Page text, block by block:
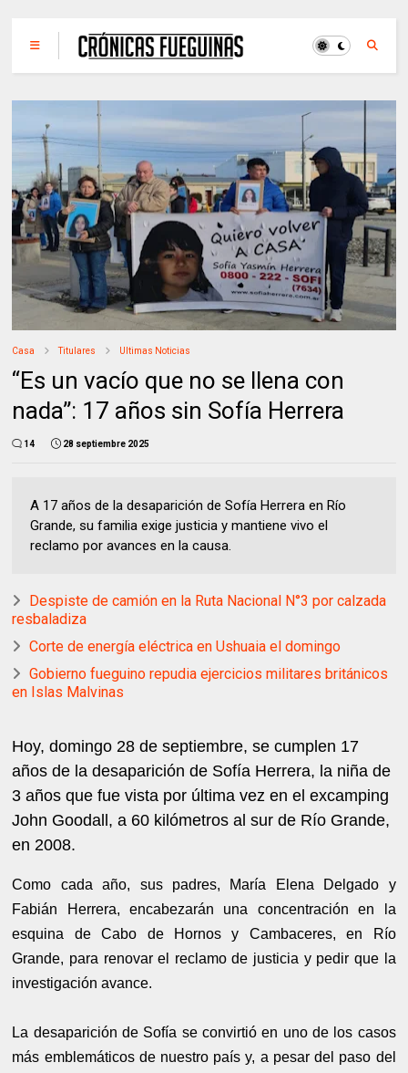
Casa Titulares Ultimas Noticias
“Es un vacío que no se llena con
nada”: 17 años sin Sofía Herrera
14 28 septiembre 2025
A 17 años de la desaparición de Sofía Herrera en Río
Grande, su familia exige justicia y mantiene vivo el
reclamo por avances en la causa.
Despiste de camión en la Ruta Nacional N°3 por calzada
resbaladiza
Corte de energía eléctrica en Ushuaia el domingo
Gobierno fueguino repudia ejercicios militares británicos
en Islas Malvinas
Hoy, domingo 28 de septiembre, se cumplen 17
años de la desaparición de Sofía Herrera, la niña de
3 años que fue vista por última vez en el excamping
John Goodall, a 60 kilómetros al sur de Río Grande,
en 2008.
Como cada año, sus padres, María Elena Delgado y
Fabián Herrera, encabezarán una concentración en la
esquina de Cabo de Hornos y Cambaceres, en Río
Grande, para renovar el reclamo de justicia y pedir que la
investigación avance.
La desaparición de Sofía se convirtió en uno de los casos
más emblemáticos de nuestro país y, a pesar del paso del